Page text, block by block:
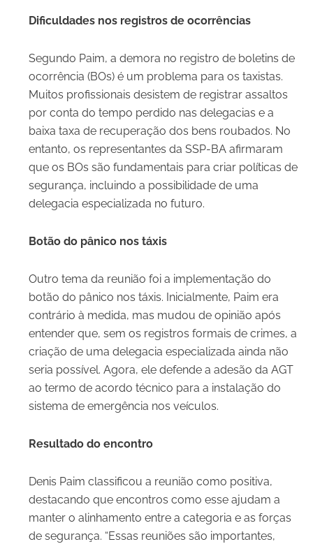
Dificuldades nos registros de ocorrências
Segundo Paim, a demora no registro de boletins de
ocorrência (BOs) é um problema para os taxistas.
Muitos profissionais desistem de registrar assaltos
por conta do tempo perdido nas delegacias e a
baixa taxa de recuperação dos bens roubados. No
entanto, os representantes da SSP-BA afirmaram
que os BOs são fundamentais para criar políticas de
segurança, incluindo a possibilidade de uma
delegacia especializada no futuro.
Botão do pânico nos táxis
Outro tema da reunião foi a implementação do
botão do pânico nos táxis. Inicialmente, Paim era
contrário à medida, mas mudou de opinião após
entender que, sem os registros formais de crimes, a
criação de uma delegacia especializada ainda não
seria possível. Agora, ele defende a adesão da AGT
ao termo de acordo técnico para a instalação do
sistema de emergência nos veículos.
Resultado do encontro
Denis Paim classificou a reunião como positiva,
destacando que encontros como esse ajudam a
manter o alinhamento entre a categoria e as forças
de segurança. “Essas reuniões são importantes,